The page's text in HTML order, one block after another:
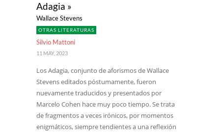
Adagia »
Wallace Stevens
OTRAS LITERATURAS
Silvio Mattoni
11 MAY, 2023
Los Adagia, conjunto de aforismos de Wallace
Stevens editados póstumamente, fueron
nuevamente traducidos y presentados por
Marcelo Cohen hace muy poco tiempo. Se trata
de fragmentos a veces irónicos, por momentos
enigmáticos, siempre tendientes a una reflexión